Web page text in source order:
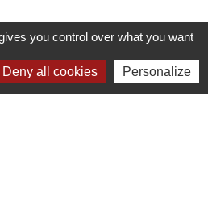
you control over what you want
Deny all cookies Personalize